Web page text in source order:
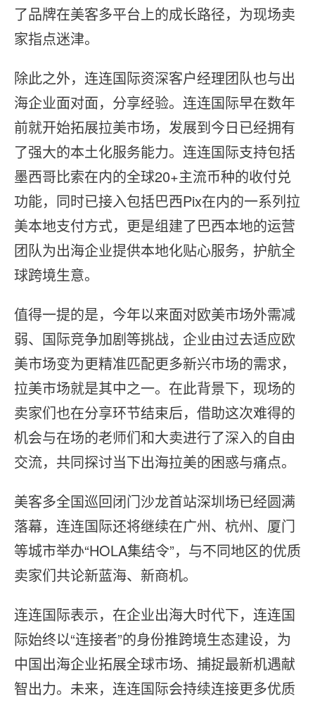
了品牌在美客多平台上的成长路径，为现场卖
家指点迷津。
除此之外，连连国际资深客户经理团队也与出
海企业面对面，分享经验。连连国际早在数年
前就开始拓展拉美市场，发展到今日已经拥有
了强大的本土化服务能力。连连国际支持包括
墨西哥比索在内的全球20+主流币种的收付兑
功能，同时已接入包括巴西Pix在内的一系列拉
美本地支付方式，更是组建了巴西本地的运营
团队为出海企业提供本地化贴心服务，护航全
球跨境生意。
值得一提的是，今年以来面对欧美市场外需减
弱、国际竞争加剧等挑战，企业由过去适应欧
美市场变为更精准匹配更多新兴市场的需求，
拉美市场就是其中之一。在此背景下，现场的
卖家们也在分享环节结束后，借助这次难得的
机会与在场的老师们和大卖进行了深入的自由
交流，共同探讨当下出海拉美的困惑与痛点。
美客多全国巡回闭门沙龙首站深圳场已经圆满
落幕，连连国际还将继续在广州、杭州、厦门
等城市举办“HOLA集结令”，与不同地区的优质
卖家们共论新蓝海、新商机。
连连国际表示，在企业出海大时代下，连连国
际始终以“连接者”的身份推跨境生态建设，为
中国出海企业拓展全球市场、捕捉最新机遇献
智出力。未来，连连国际会持续连接更多优质